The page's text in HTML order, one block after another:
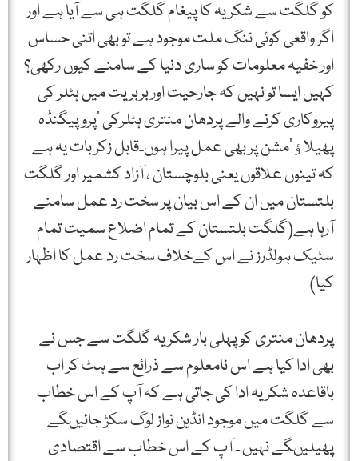
کو گلگت سے شکریہ کا پیغام گلگت ہی سے آیا ہے اور
اگر واقعی کوئی ننگ ملت موجود ہے تو بھی اتنی حساس
اور خفیہ معلومات کو ساری دنیا کے سامنے کیوں رکھی؟
کہیں ایسا تو نہیں کہ جارحیت اور بربریت میں ہٹلر کی
پیروکاری کرنے والے پردھان منتری ہٹلرکی ’پروپیگنڈہ
پھیلاﺅ‘مشن پر بھی عمل پیرا ہوں۔قابل زکر بات یہ ہے
کہ تینوں علاقوں یعنی بلوچستان ، آزاد کشمیر اور گلگت
بلتستان میں ان کے اس بیان پر سخت رد عمل سامنے
آرہا ہے(گلگت بلتستان کے تمام اضلاع سمیت تمام
سٹیک ہولڈرز نے اس کےخلاف سخت رد عمل کا اظہار
کیا)
پردھان منتری کو پہلی بار شکریہ گلگت سے جس نے
بھی ادا کیا ہے اس نامعلوم سے ذرائع سے ہٹ کر اب
باقاعدہ شکریہ ادا کی جاتی ہے کہ آپ کے اس خطاب
سے گلگت میں موجود انڈین نواز لوگ سکڑ جائیںگے
پھیلیںگے نہیں ۔ آپ کے اس خطاب سے اقتصادی